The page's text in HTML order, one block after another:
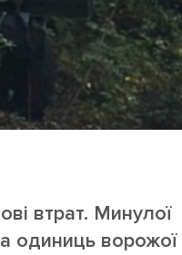
втрат. Минулої
одиниць ворожої